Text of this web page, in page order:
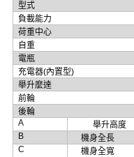
型式
負載能力
荷重中心
自重
電瓶
充電器(內置型)
舉升麼達
前輪
後輪
A
舉升高度
B
機身全長
C
機身全寬